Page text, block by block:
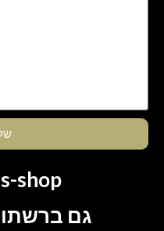
shop
גם